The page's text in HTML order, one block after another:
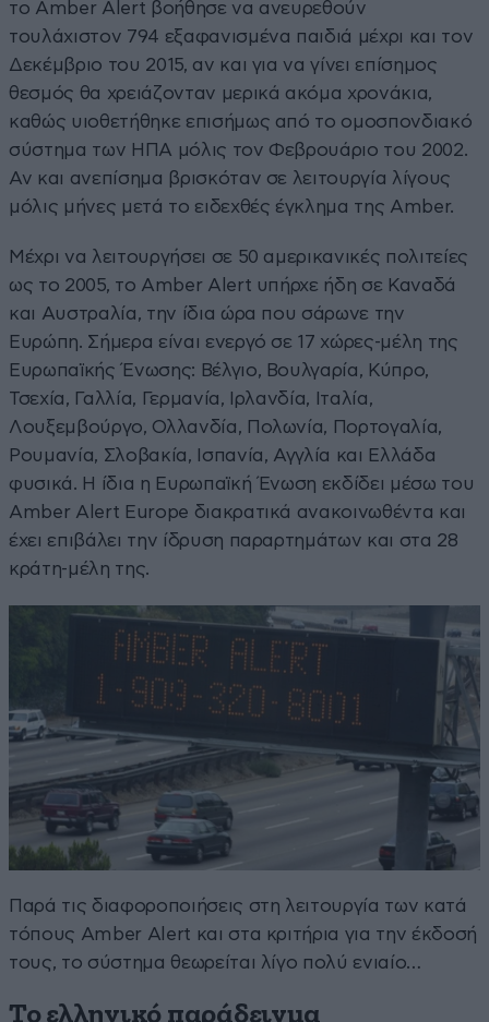
το Amber Alert βοήθησε να ανευρεθούν
τουλάχιστον 794 εξαφανισμένα παιδιά μέχρι και τον
Δεκέμβριο του 2015, αν και για να γίνει επίσημος
θεσμός θα χρειάζονταν μερικά ακόμα χρονάκια,
καθώς υιοθετήθηκε επισήμως από το ομοσπονδιακό
σύστημα των ΗΠΑ μόλις τον Φεβρουάριο του 2002.
Αν και ανεπίσημα βρισκόταν σε λειτουργία λίγους
μόλις μήνες μετά το ειδεχθές έγκλημα της Amber.
Μέχρι να λειτουργήσει σε 50 αμερικανικές πολιτείες
ως το 2005, το Amber Alert υπήρχε ήδη σε Καναδά
και Αυστραλία, την ίδια ώρα που σάρωνε την
Ευρώπη. Σήμερα είναι ενεργό σε 17 χώρες-μέλη της
Ευρωπαϊκής Ένωσης: Βέλγιο, Βουλγαρία, Κύπρο,
Τσεχία, Γαλλία, Γερμανία, Ιρλανδία, Ιταλία,
Λουξεμβούργο, Ολλανδία, Πολωνία, Πορτογαλία,
Ρουμανία, Σλοβακία, Ισπανία, Αγγλία και Ελλάδα
φυσικά. Η ίδια η Ευρωπαϊκή Ένωση εκδίδει μέσω του
Amber Alert Europe διακρατικά ανακοινωθέντα και
έχει επιβάλει την ίδρυση παραρτημάτων και στα 28
κράτη-μέλη της.
Παρά τις διαφοροποιήσεις στη λειτουργία των κατά
τόπους Amber Alert και στα κριτήρια για την έκδοσή
τους, το σύστημα θεωρείται λίγο πολύ ενιαίο…
Το ελληνικό παράδειγμα